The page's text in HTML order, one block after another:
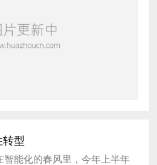
型
能化的春风里，今年上半年